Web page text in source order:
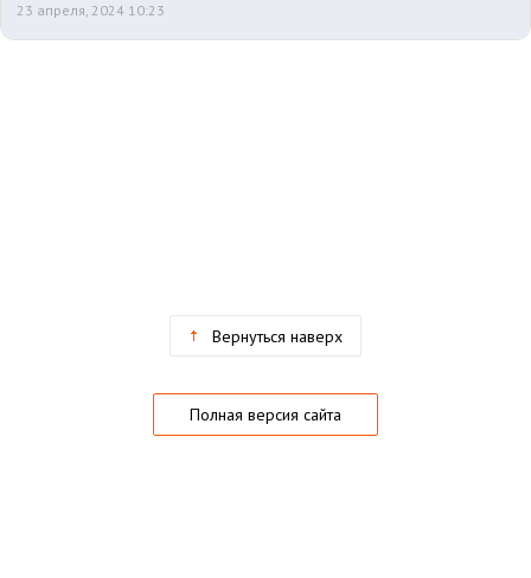
23 апреля, 2024 10:23
Вернуться наверх
Полная версия сайта